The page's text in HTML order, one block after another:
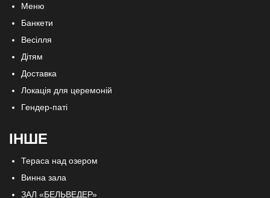
Меню
Банкети
Весілля
Дітям
Доставка
Локація для церемоній
Гендер-паті
ІНШЕ
Тераса над озером
Винна зала
ЗАЛ «БЕЛЬВЕДЕР»